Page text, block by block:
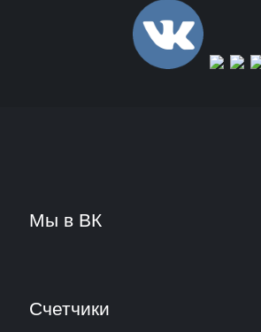
Мы в ВК
Счетчики